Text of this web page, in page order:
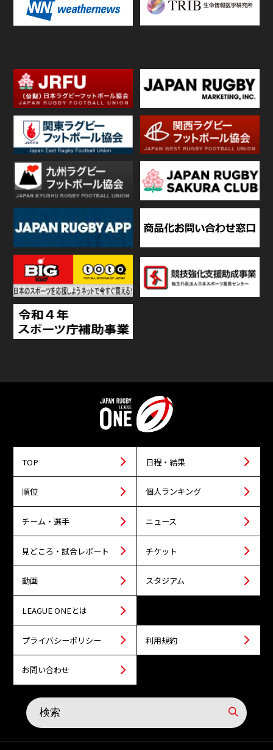
TOP 日程・結果
順位 個人ランキング
チーム・選手 ニュース
見どころ・試合レポート チケット
動画 スタジアム
LEAGUE ONEとは
プライバシーポリシー 利用規約
お問い合わせ